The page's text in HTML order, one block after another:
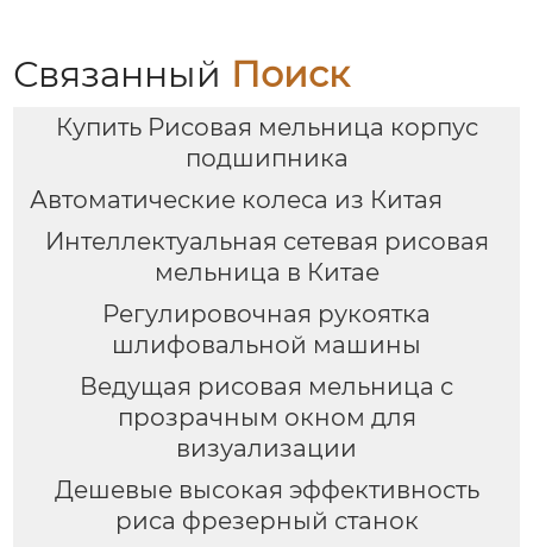
Связанный Поиск
Купить Рисовая мельница корпус
подшипника
Автоматические колеса из Китая
Интеллектуальная сетевая рисовая
мельница в Китае
Регулировочная рукоятка
шлифовальной машины
Ведущая рисовая мельница с
прозрачным окном для
визуализации
Дешевые высокая эффективность
риса фрезерный станок